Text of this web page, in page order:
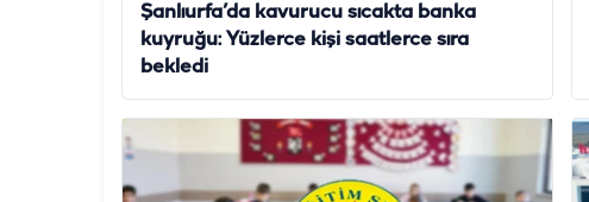
Şanlıurfa’da kavurucu sıcakta banka
kuyruğu: Yüzlerce kişi saatlerce sıra
bekledi